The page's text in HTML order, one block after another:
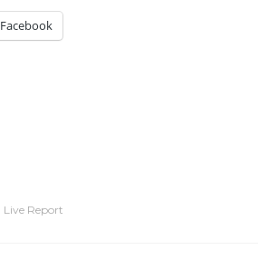
Facebook
Live Report